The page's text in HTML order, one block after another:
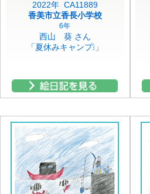
2022年 CA11889
香美市立香長小学校
6年
西山 葵 さん
「夏休みキャンプ❕」